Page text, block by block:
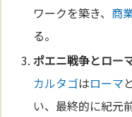
ワークを築き、 商
る。
ポエニ戦争とロー
カルタゴはローマ
い、最終的に紀元